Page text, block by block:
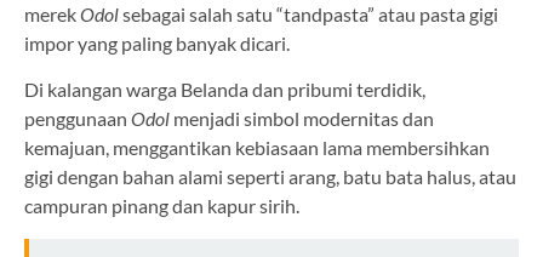
merekOdolsebagai salah satu “tandpasta” atau pasta gigi
impor yang paling banyak dicari.
Di kalangan warga Belanda dan pribumi terdidik,
penggunaan Odol menjadi simbol modernitas dan
kemajuan, menggantikan kebiasaan lama membersihkan
gigi dengan bahan alami seperti arang, batu bata halus, atau
campuran pinang dan kapur sirih.